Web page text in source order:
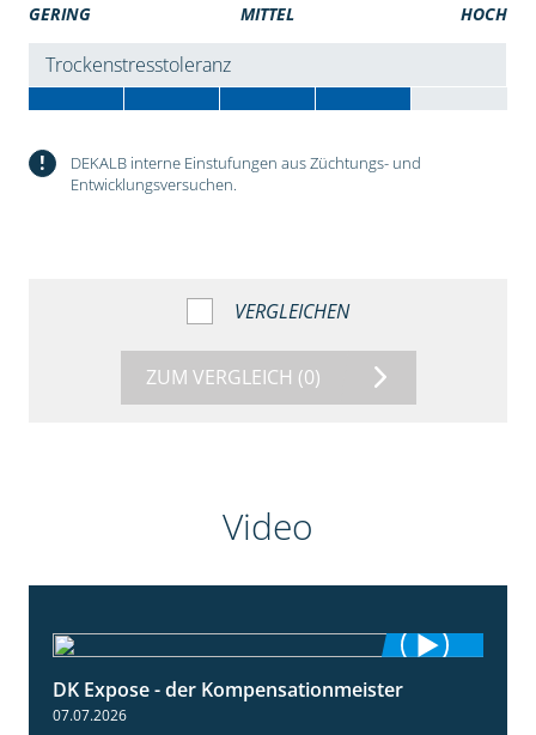
GERING MITTEL HOCH
Trockenstresstoleranz
!
DEKALB interne Einstufungen aus Züchtungs- und
Entwicklungsversuchen.
VERGLEICHEN
ZUM VERGLEICH (0)
Video
DK Expose - der Kompensationmeister
07.07.2026